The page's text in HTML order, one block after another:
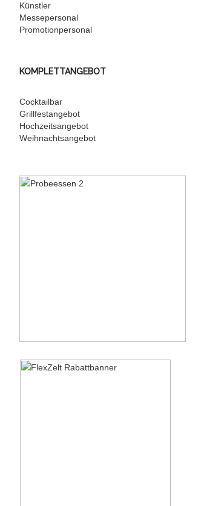
Künstler
Messepersonal
Promotionpersonal
KOMPLETTANGEBOT
Cocktailbar
Grillfestangebot
Hochzeitsangebot
Weihnachtsangebot